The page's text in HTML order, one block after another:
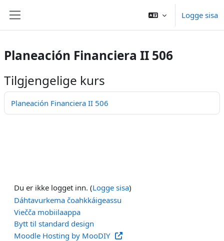
Logge sisa
Planeación Financiera II 506
Tilgjengelige kurs
Planeación Financiera II 506
Du er ikke logget inn. (Logge sisa)
Dáhtavurkema čoahkkáigeassu
Viečča mobiilaappa
Bytt til standard design
Moodle Hosting by MooDIY